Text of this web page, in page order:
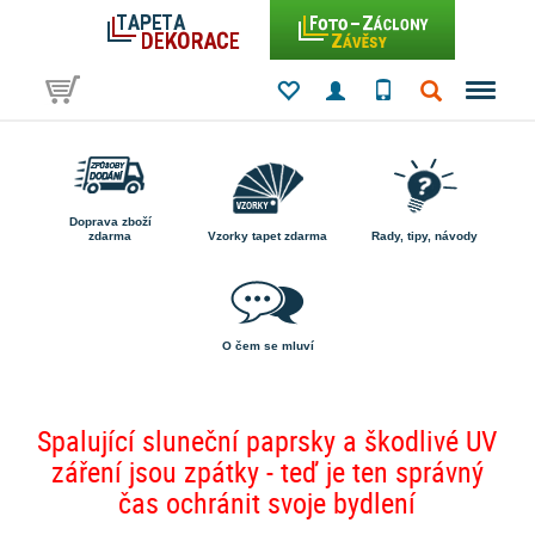
Doprava zboží
zdarma
Vzorky tapet zdarma Rady, tipy, návody
O čem se mluví
Spalující sluneční paprsky a škodlivé UV
záření jsou zpátky - teď je ten správný
čas ochránit svoje bydlení